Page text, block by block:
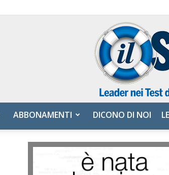
ABBONAMENTI DICONO DI NOI